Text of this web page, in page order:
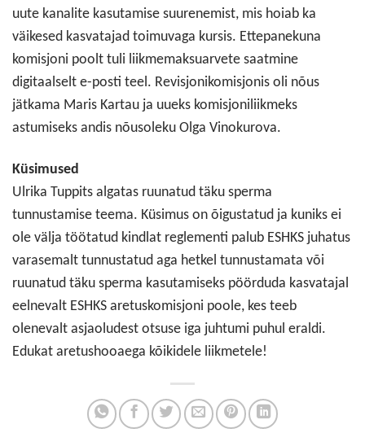
uute kanalite kasutamise suurenemist, mis hoiab ka
väikesed kasvatajad toimuvaga kursis. Ettepanekuna
komisjoni poolt tuli liikmemaksuarvete saatmine
digitaalselt e-posti teel. Revisjonikomisjonis oli nõus
jätkama Maris Kartau ja uueks komisjoniliikmeks
astumiseks andis nõusoleku Olga Vinokurova.
Küsimused
Ulrika Tuppits algatas ruunatud täku sperma
tunnustamise teema. Küsimus on õigustatud ja kuniks ei
ole välja töötatud kindlat reglementi palub ESHKS juhatus
varasemalt tunnustatud aga hetkel tunnustamata või
ruunatud täku sperma kasutamiseks pöörduda kasvatajal
eelnevalt ESHKS aretuskomisjoni poole, kes teeb
olenevalt asjaoludest otsuse iga juhtumi puhul eraldi.
Edukat aretushooaega kõikidele liikmetele!